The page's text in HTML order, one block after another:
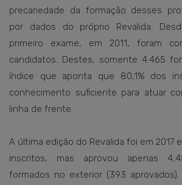
precariedade da formação desses
por dados do próprio Revalida.
primeiro exame, em 2011, foram
candidatos. Destes, somente 4.465
índice que aponta que 80,1% dos
conhecimento suficiente para atuar
linha de frente.
A última edição do Revalida foi em 2017
inscritos, mas aprovou apenas
formados no exterior (393